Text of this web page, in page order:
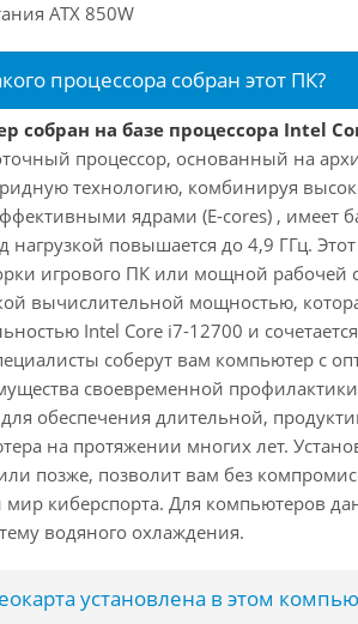
ATX 850W
процессора собран этот ПК?
собран на базе процессора Intel
процессор, основанный на
технологию, комбинируя
ядрами (E-cores) , имеет
нагрузкой повышается до 4,9 ГГц.
игрового ПК или мощной рабочей
вычислительной мощностью,
Intel Core i7-12700 и
соберут вам компьютер с
своевременной
обеспечения длительной,
на протяжении многих лет.
позже, позволит вам без
мир киберспорта. Для компьютеров
водяного охлаждения.
установлена в этом